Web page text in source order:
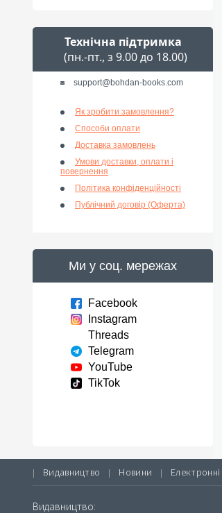
Технічна підтримка
(пн.-пт., з 9.00 до 18.00)
support@bohdan-books.com
Як зробити замовлення?
Способи оплати
Доставка замовлень
Умови доставки, оплати і
повернення
Політика конфіденційності
Публічний договір (Оферта)
Ми у соц. мережах
Facebook
Instagram
Threads
Telegram
YouTube
TikTok
| Видавництво | Новини |
Видавництво: